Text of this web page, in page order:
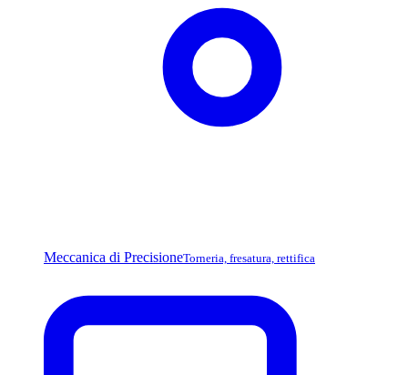
Meccanica di PrecisioneTorneria, fresatura, rettifica